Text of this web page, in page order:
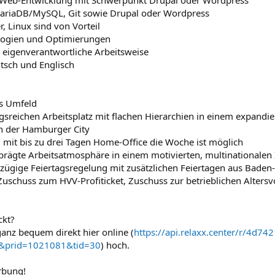
MySQL, Git sowie Drupal oder Wordpress
Linux sind von Vorteil
und Optimierungen
Arbeitsweise
und Englisch
Umfeld
Arbeitsplatz mit flachen Hierarchien in einem
der Hamburger City
bis zu drei Tagen Home-Office die Woche ist möglich
Arbeitsatmosphäre in einem motivierten, multinationalen
Feiertagsregelung mit zusätzlichen Feiertagen aus
zum HVV-Profiticket, Zuschuss zur betrieblichen
bequem direkt hier online (https://api.relaxx.center/r/
) hoch.